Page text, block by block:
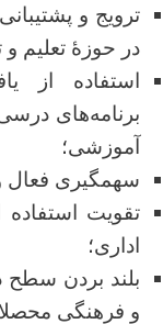
ترویج و
در حوزۀ تعلیم و
استفاده از
برنامه‌های
آموزشی؛
سهم­گیری فعال
تقویت استفاده
اداری؛
بلند بردن سطح
و فرهنگی